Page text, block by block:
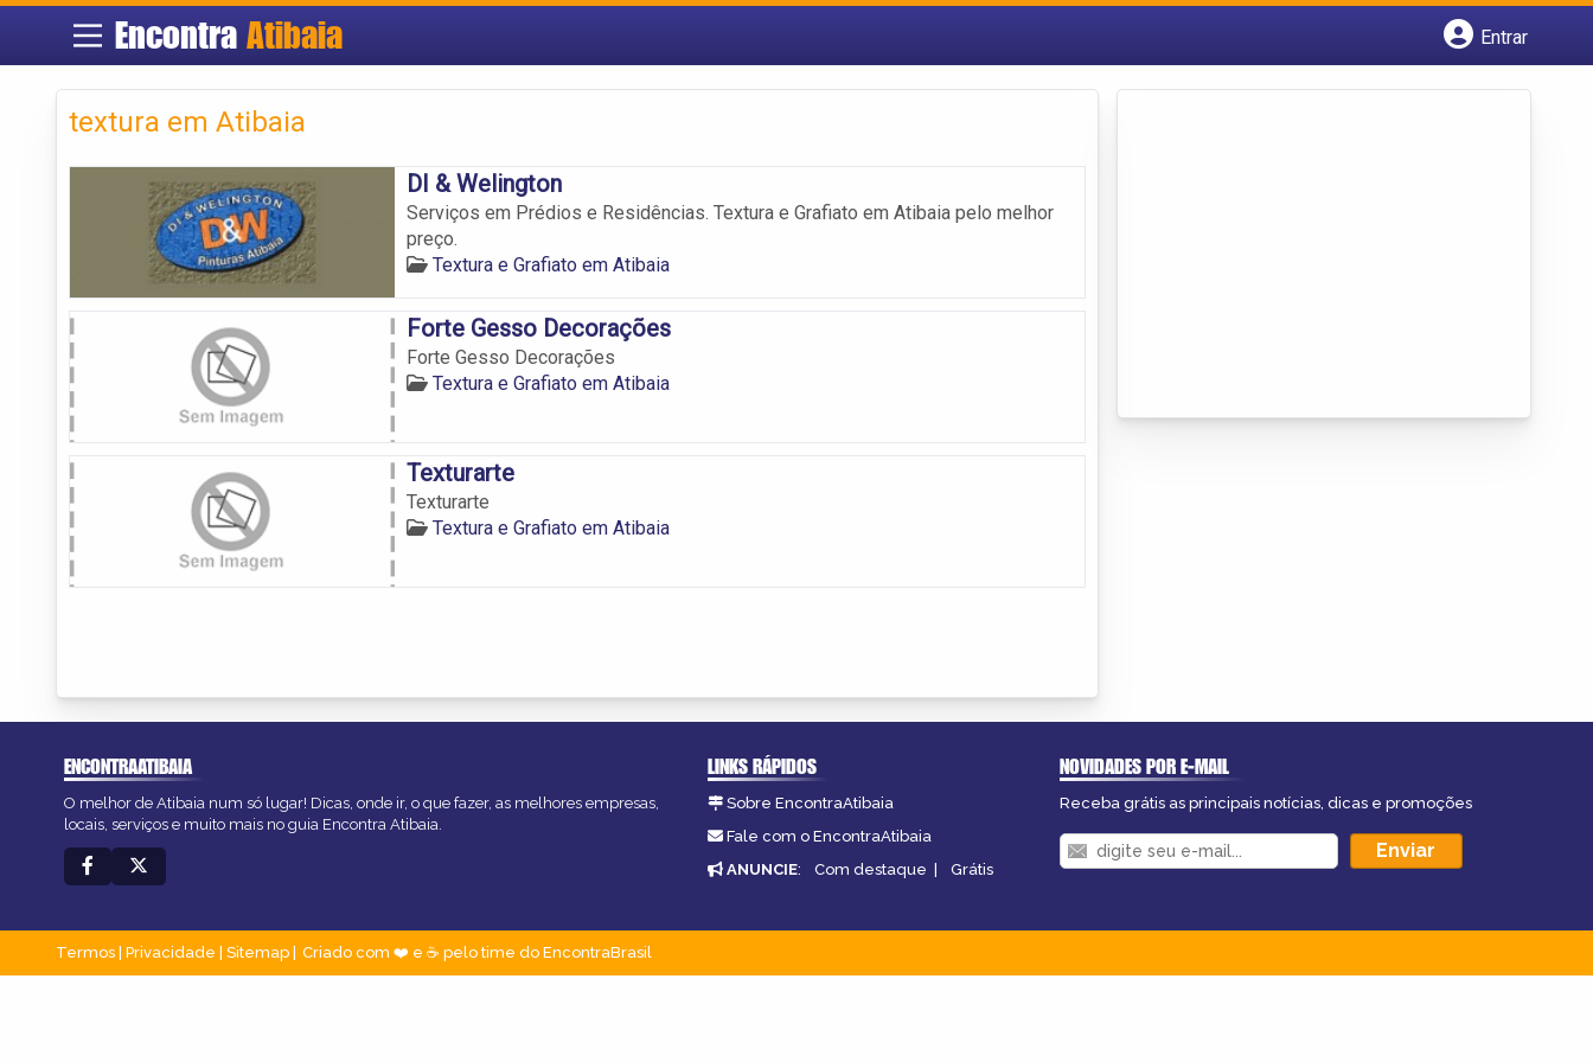
EncontraAtibaia
Entrar
textura em Atibaia
DI & Welington
Serviços em Prédios e Residências. Textura e Grafiato em Atibaia pelo melhor
preço.
Textura e Grafiato em Atibaia
Forte Gesso Decorações
Forte Gesso Decorações
Textura e Grafiato em Atibaia
Texturarte
Texturarte
Textura e Grafiato em Atibaia
ENCONTRAATIBAIA
O melhor de Atibaia num só lugar! Dicas, onde ir, o que fazer, as melhores empresas,
locais, serviços e muito mais no guia Encontra Atibaia.
LINKS RÁPIDOS
Sobre EncontraAtibaia
Fale com o EncontraAtibaia
ANUNCIE: Com destaque | Grátis
NOVIDADES POR E-MAIL
Receba grátis as principais notícias, dicas e promoções
Termos Privacidade Sitemap Criado com ❤️ e ☕ pelo time do EncontraBrasil